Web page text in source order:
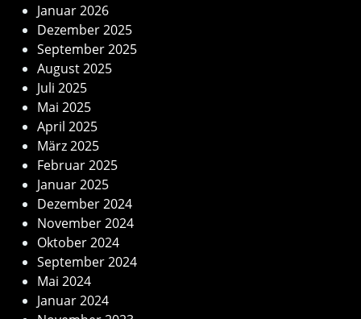
Januar 2026
Dezember 2025
September 2025
August 2025
Juli 2025
Mai 2025
April 2025
März 2025
Februar 2025
Januar 2025
Dezember 2024
November 2024
Oktober 2024
September 2024
Mai 2024
Januar 2024